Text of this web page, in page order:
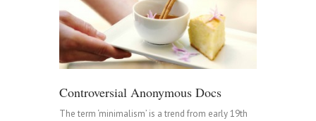
Controversial Anonymous Docs
The term ‘minimalism’ is a trend from early 19th